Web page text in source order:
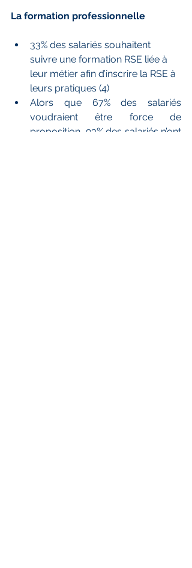
La formation professionnelle
33% des salariés souhaitent
suivre une formation RSE liée à
leur métier afin d’inscrire la RSE à
leurs pratiques (4)
Alors que 67% des salariés
voudraient être force de
proposition, 93% des salariés n’ont